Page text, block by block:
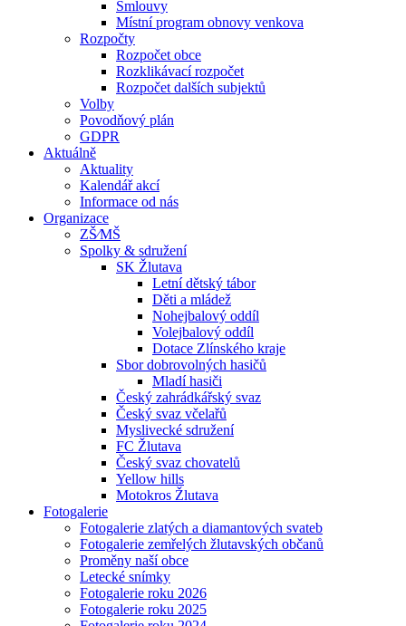
Smlouvy
Místní program obnovy venkova
Rozpočty
Rozpočet obce
Rozklikávací rozpočet
Rozpočet dalších subjektů
Volby
Povodňový plán
GDPR
Aktuálně
Aktuality
Kalendář akcí
Informace od nás
Organizace
ZŠ⁄MŠ
Spolky & sdružení
SK Žlutava
Letní dětský tábor
Děti a mládež
Nohejbalový oddíl
Volejbalový oddíl
Dotace Zlínského kraje
Sbor dobrovolných hasičů
Mladí hasiči
Český zahrádkářský svaz
Český svaz včelařů
Myslivecké sdružení
FC Žlutava
Český svaz chovatelů
Yellow hills
Motokros Žlutava
Fotogalerie
Fotogalerie zlatých a diamantových svateb
Fotogalerie zemřelých žlutavských občanů
Proměny naší obce
Letecké snímky
Fotogalerie roku 2026
Fotogalerie roku 2025